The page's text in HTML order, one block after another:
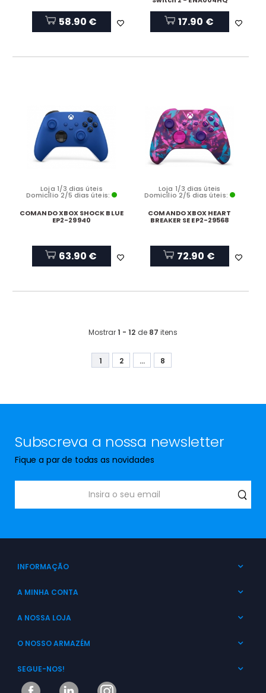
58.90 € 17.90 €
Loja 1/3 dias úteis
Domicílio 2/5 dias úteis:
COMANDO XBOX SHOCK BLUE
EP2-29940
63.90 €
Loja 1/3 dias úteis
Domicílio 2/5 dias úteis:
COMANDO XBOX HEART
BREAKER SE EP2-29568
72.90 €
Mostrar1 - 12 de 87 itens
1 2 ... 8
Subscreva a nossa newsletter
Fique a par de todas as novidades
INFORMAÇÃO
A MINHA CONTA
A NOSSA LOJA
O NOSSO ARMAZÉM
SEGUE-NOS!